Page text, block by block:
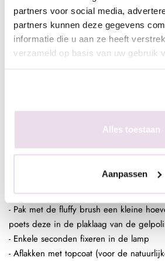
partners voor social media,
partners kunnen deze gegevens
informatie die u aan ze heeft
verzameld op basis van uw gebruik
Alles toestaan
Aanpassen
In de plaklaag van de clear gelpolish
dehydrateren met magic prep en de
- Pak met de fluffy brush een kleine
poets deze in de plaklaag van de
- Breng de rubber base, superbond
base/top aan
- Pak met de fluffy brush een kleine
poets deze in de plaklaag van de
- Enkele seconden fixeren in de lamp
- Aflakken met topcoat (voor de